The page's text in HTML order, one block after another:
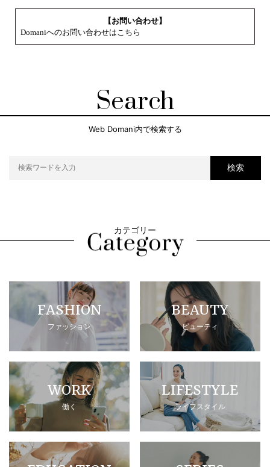
【お問い合わせ】
Domaniへのお問い合わせはこちら
Search
Web Domani内で検索する
検索
カテゴリー
FASHION
ファッション
BEAUTY
ビューティ
WORK
働く
LIFESTYLE
ライフスタイル